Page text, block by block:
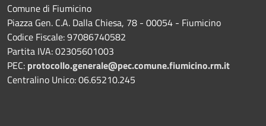
Comune di Fiumicino
Piazza Gen. C.A. Dalla Chiesa, 78 - 00054 - Fiumicino
Codice Fiscale: 97086740582
Partita IVA: 02305601003
PEC: protocollo.generale@pec.comune.fiumicino.rm.it
Centralino Unico: 06.65210.245